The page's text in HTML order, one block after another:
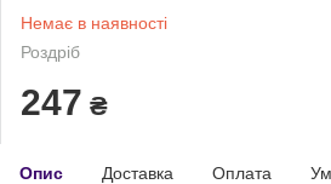
Немає в наявності
Роздріб
247 ₴
Опис Доставка Оплата